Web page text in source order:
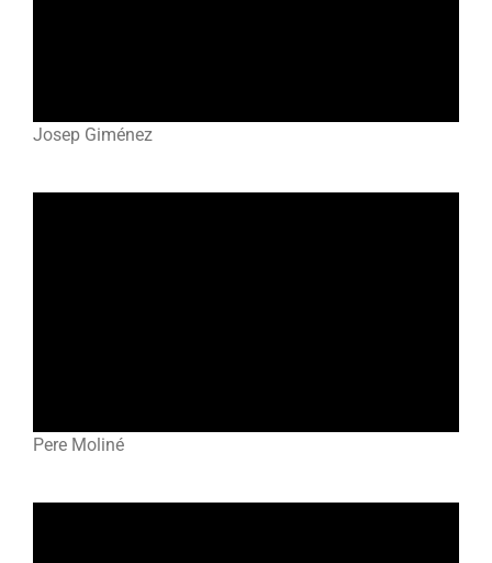
Josep Giménez
Pere Moliné